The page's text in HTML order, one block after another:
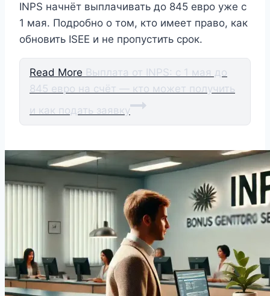
INPS начнёт выплачивать до 845 евро уже с
1 мая. Подробно о том, кто имеет право, как
обновить ISEE и не пропустить срок.
Read More Выплата от INPS: с 1 мая до
845 евро на счёт — кто может получить
и как подать заявку